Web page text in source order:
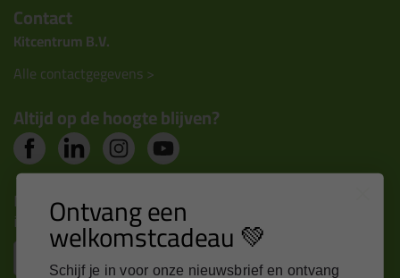
Contact
Kitcentrum B.V.
Alle contactgegevens >
Altijd op de hoogte blijven?
Nieuws, tips en exclusieve deals rechtstreeks in je
inbox Ontvang een
welkomstcadeau 💚
Schijf je in voor onze nieuwsbrief en ontvang